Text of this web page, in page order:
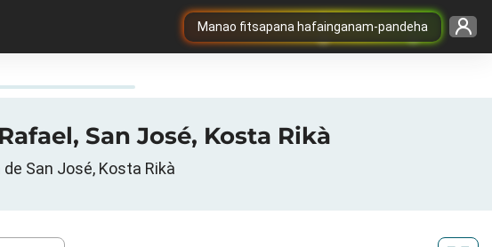
Manao fitsapana hafainganam-pandeha
San José, Kosta Rikà
San José, Kosta Rikà